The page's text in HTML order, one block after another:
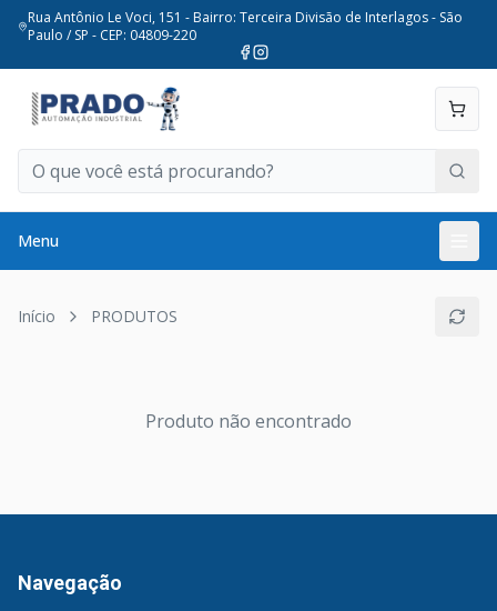
Rua Antônio Le Voci, 151 - Bairro: Terceira Divisão de Interlagos - São
Paulo / SP - CEP: 04809-220
Menu
Início PRODUTOS
Produto não encontrado
Navegação